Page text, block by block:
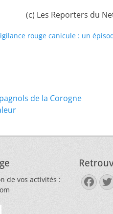
(c) Les Reporters du
rouge canicule : un
de la Corogne
de vos activités :